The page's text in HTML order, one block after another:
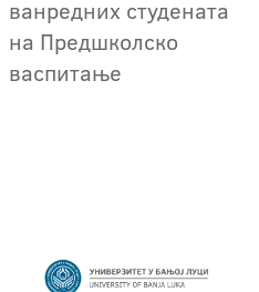
ванредних студената
на Предшколско
васпитање